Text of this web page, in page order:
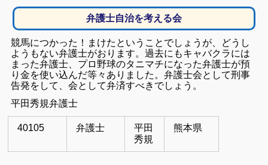
弁護士自治を考える会
競馬につかった！まけたということでしょうが、どうし
ようもない弁護士がおります。過去にもキャバクラには
まった弁護士、プロ野球のタニマチになった弁護士が預
り金を使い込んだ等々ありました。弁護士会として刑事
告発をして、会として弁済すべきでしょう。
平田秀規弁護士
40105 弁護士
平田
秀規
熊本県